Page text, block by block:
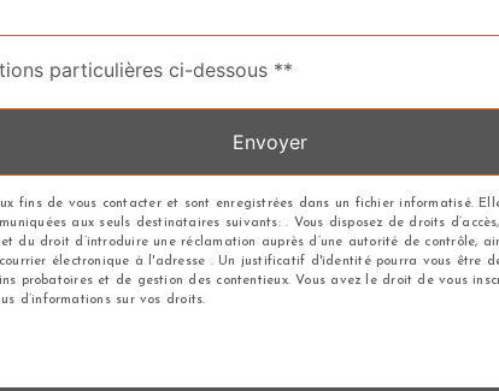
particulières ci-dessous **
Envoyer
fins de vous contacter et sont enregistrées dans un fichier informatisé.
aux seuls destinataires suivants: . Vous disposez de droits
du droit d’introduire une réclamation auprès d’une autorité de contrôle,
électronique à l'adresse . Un justificatif d'identité pourra vous être
probatoires et de gestion des contentieux. Vous avez le droit de vous
d’informations sur vos droits.